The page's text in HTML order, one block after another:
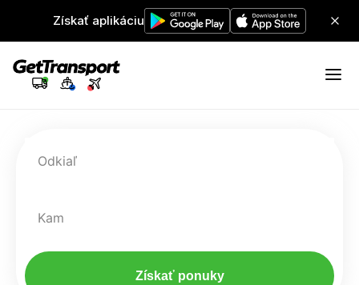
Získať aplikáciu
Odkiaľ
Kam
Získať ponuky